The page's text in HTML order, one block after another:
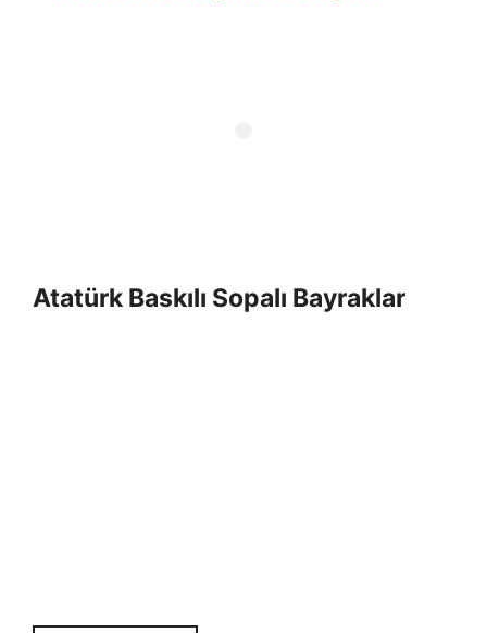
Atatürk Baskılı Sopalı Bayraklar